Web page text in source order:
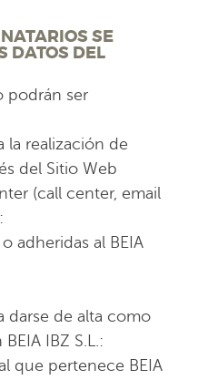
SE
DATOS DEL
podrán ser
la realización de
del Sitio Web
(call center, email
adheridas al BEIA
darse de alta como
IBZ S.L.:
que pertenece BEIA